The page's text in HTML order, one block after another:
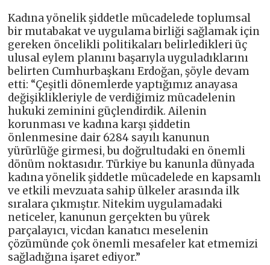
Kadına yönelik şiddetle mücadelede toplumsal
bir mutabakat ve uygulama birliği sağlamak için
gereken öncelikli politikaları belirledikleri üç
ulusal eylem planını başarıyla uyguladıklarını
belirten Cumhurbaşkanı Erdoğan, şöyle devam
etti: “Çeşitli dönemlerde yaptığımız anayasa
değişiklikleriyle de verdiğimiz mücadelenin
hukuki zeminini güçlendirdik. Ailenin
korunması ve kadına karşı şiddetin
önlenmesine dair 6284 sayılı kanunun
yürürlüğe girmesi, bu doğrultudaki en önemli
dönüm noktasıdır. Türkiye bu kanunla dünyada
kadına yönelik şiddetle mücadelede en kapsamlı
ve etkili mevzuata sahip ülkeler arasında ilk
sıralara çıkmıştır. Nitekim uygulamadaki
neticeler, kanunun gerçekten bu yürek
parçalayıcı, vicdan kanatıcı meselenin
çözümünde çok önemli mesafeler kat etmemizi
sağladığına işaret ediyor.”